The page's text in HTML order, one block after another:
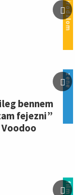
irodalom
zene
bennem
fejezni”
film